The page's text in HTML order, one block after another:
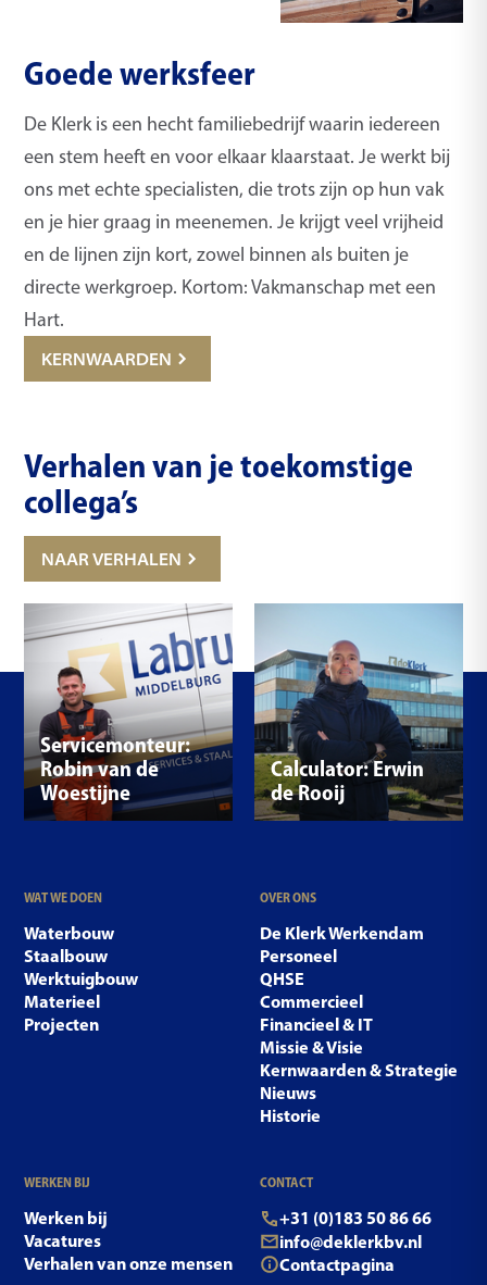
Goede werksfeer
De Klerk is een hecht familiebedrijf waarin iedereen
een stem heeft en voor elkaar klaarstaat. Je werkt bij
ons met echte specialisten, die trots zijn op hun vak
en je hier graag in meenemen. Je krijgt veel vrijheid
en de lijnen zijn kort, zowel binnen als buiten je
directe werkgroep. Kortom: Vakmanschap met een
Hart.
KERNWAARDEN
Verhalen van je toekomstige
collega’s
NAAR VERHALEN
Servicemonteur:
Robin van de
Woestijne
Calculator: Erwin
de Rooij
WAT WE DOEN
Waterbouw
Staalbouw
Werktuigbouw
Materieel
Projecten
OVER ONS
De Klerk Werkendam
Personeel
QHSE
Commercieel
Financieel & IT
Missie & Visie
Kernwaarden & Strategie
Nieuws
Historie
WERKEN BIJ
Werken bij
Vacatures
Verhalen van onze mensen
CONTACT
+31 (0)183 50 86 66
info@deklerkbv.nl
Contactpagina